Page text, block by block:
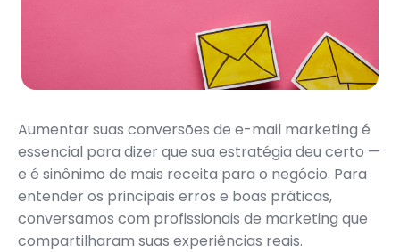
Aumentar suas conversões de e-mail marketing é
essencial para dizer que sua estratégia deu certo —
e é sinônimo de mais receita para o negócio. Para
entender os principais erros e boas práticas,
conversamos com profissionais de marketing que
compartilharam suas experiências reais.